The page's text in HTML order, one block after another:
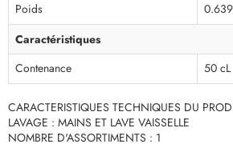
Poids
Caractéristiques
Contenance 50 cL
CARACTERISTIQUES TECHNIQUES DU
LAVAGE : MAINS ET LAVE VAISSELLE
NOMBRE D'ASSORTIMENTS : 1